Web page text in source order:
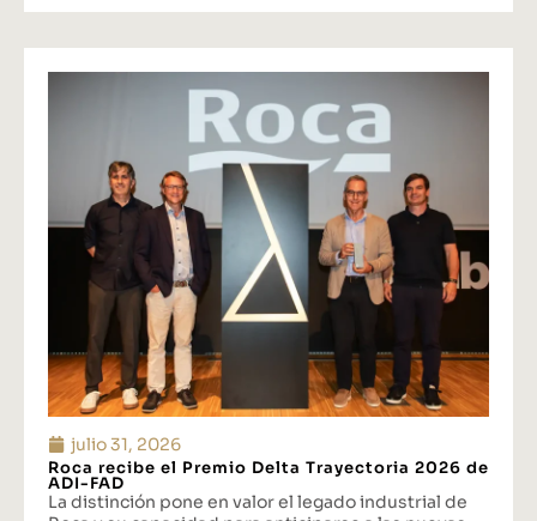
julio 31, 2026
Roca recibe el Premio Delta Trayectoria 2026 de
ADI-FAD
La distinción pone en valor el legado industrial de